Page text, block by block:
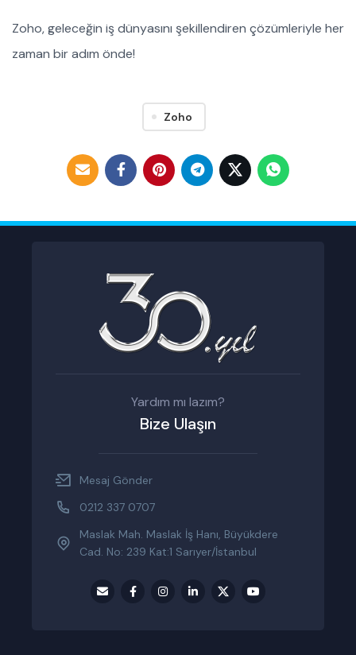
Zoho, geleceğin iş dünyasını şekillendiren çözümleriyle her
zaman bir adım önde!
Zoho
Yardım mı lazım?
Bize Ulaşın
Mesaj Gönder
0212 337 0707
Maslak Mah. Maslak İş Hanı, Büyükdere
Cad. No: 239 Kat:1 Sarıyer/İstanbul